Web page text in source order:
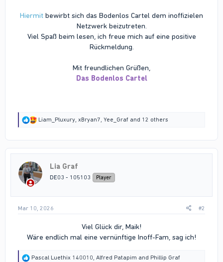
Hiermit bewirbt sich das Bodenlos Cartel dem inoffizielen
Netzwerk beizutreten.
Viel Spaß beim lesen, ich freue mich auf eine positive
Rückmeldung.
Mit freundlichen Grüßen,
Das Bodenlos Cartel
R
t
o
n
s
Liam_Pluxury xBryan7 Yee_Graf and 12 others
Lia Graf
DE03 - 105103 Player
Mar 10, 2026 #2
Viel Glück dir, Maik!
Wäre endlich mal eine vernünftige Inoff-Fam, sag ich!​
R
Pascal Luethix 140010, Alfred Patapim and Phillip Graf